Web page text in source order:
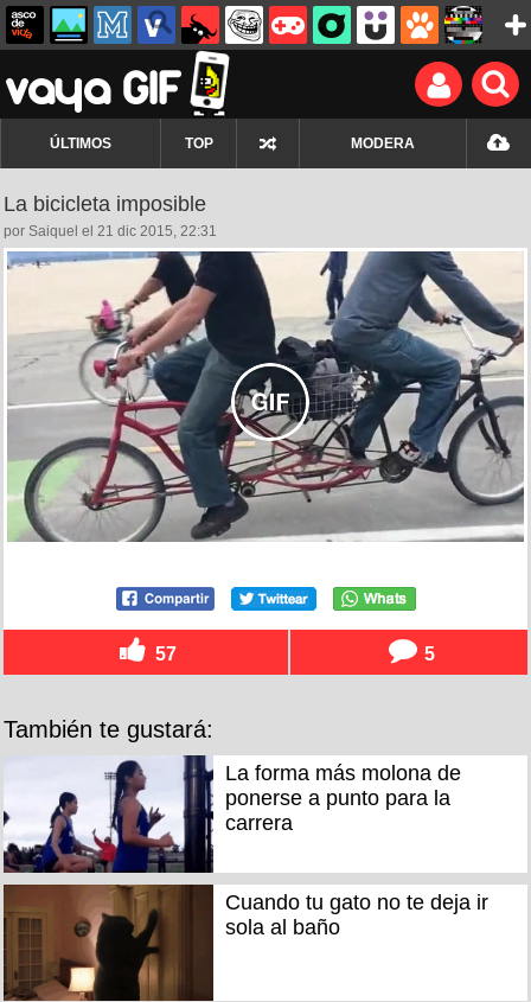
ÚLTIMOS TOP MODERA
La bicicleta imposible
por Saiquel el 21 dic 2015, 22:31
57 5
También te gustará:
La forma más molona de
ponerse a punto para la
carrera
Cuando tu gato no te deja ir
sola al baño